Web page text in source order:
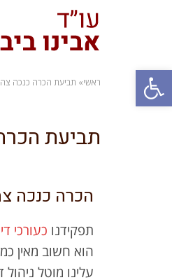
פתח סרגל נגישות ראשי» תביעת הכרה כנכה
תביעת
הכרה כנכה
תפקידנו כעורכי
הוא חשוב מאין
עלינו מוטל